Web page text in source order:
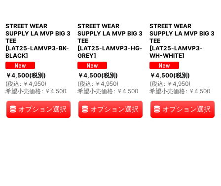
STREET WEAR
SUPPLY LA MVP BIG 3
TEE
[LAT25-LAMVP3-BK-
BLACK]
￥4,500(税別)
(税込 : ￥ 4,950)
希望小売価格: ￥ 4,500
オプション選択
STREET WEAR
SUPPLY LA MVP BIG 3
TEE
[LAT25-LAMVP3-HG-
GREY]
￥4,500(税別)
(税込 : ￥ 4,950)
希望小売価格: ￥ 4,500
オプション選択
STREET WEAR
SUPPLY LA MVP BIG 3
TEE
[LAT25-LAMVP3-
WH-WHITE]
￥4,500(税別)
(税込 : ￥ 4,950)
希望小売価格: ￥ 4,500
オプション選択